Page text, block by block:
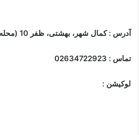
آدرس : کمال شهر، بهشتی، ظفر 10 (محله‌ی پیشاهنگی)
تماس : 02634722923
لوکیشن :